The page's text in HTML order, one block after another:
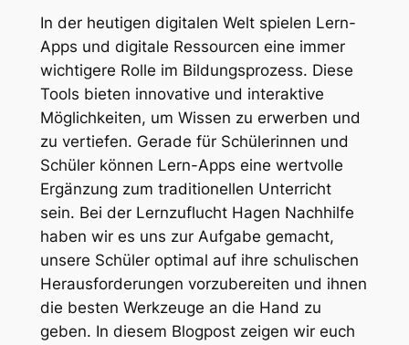
In der heutigen digitalen Welt spielen Lern-
Apps und digitale Ressourcen eine immer
wichtigere Rolle im Bildungsprozess. Diese
Tools bieten innovative und interaktive
Möglichkeiten, um Wissen zu erwerben und
zu vertiefen. Gerade für Schülerinnen und
Schüler können Lern-Apps eine wertvolle
Ergänzung zum traditionellen Unterricht
sein. Bei der Lernzuflucht Hagen Nachhilfe
haben wir es uns zur Aufgabe gemacht,
unsere Schüler optimal auf ihre schulischen
Herausforderungen vorzubereiten und ihnen
die besten Werkzeuge an die Hand zu
geben. In diesem Blogpost zeigen wir euch